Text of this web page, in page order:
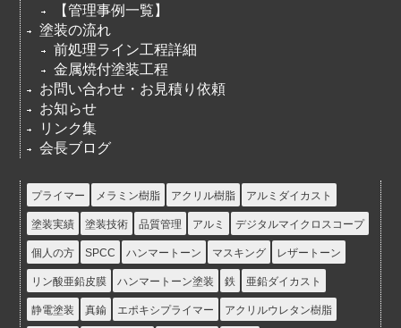
【管理事例一覧】
塗装の流れ
前処理ライン工程詳細
金属焼付塗装工程
お問い合わせ・お見積り依頼
お知らせ
リンク集
会長ブログ
プライマー メラミン樹脂 アクリル樹脂 アルミダイカスト
塗装実績 塗装技術 品質管理 アルミ デジタルマイクロスコープ
個人の方 SPCC ハンマートーン マスキング レザートーン
リン酸亜鉛皮膜 ハンマートーン塗装 鉄 亜鉛ダイカスト
静電塗装 真鍮 エポキシプライマー アクリルウレタン樹脂